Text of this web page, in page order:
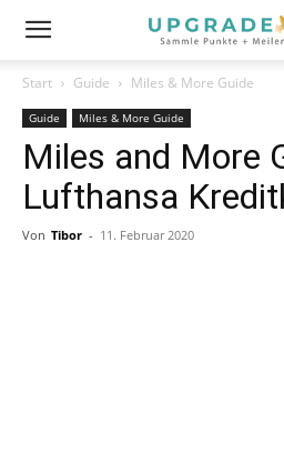
Start Guide Miles & More Guide
Guide Miles & More Guide
Miles and More
Lufthansa
Von Tibor - 11. Februar 2020